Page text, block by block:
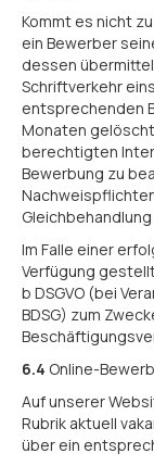
Kommt es nicht
ein Bewerber
dessen
Schriftverkehr
entsprechenden
Monaten
berechtigten
Bewerbung zu
Im Falle einer
Verfügung
b DSGVO (bei
BDSG) zum
6.4 Online-
Auf unserer
Rubrik aktuell
über ein